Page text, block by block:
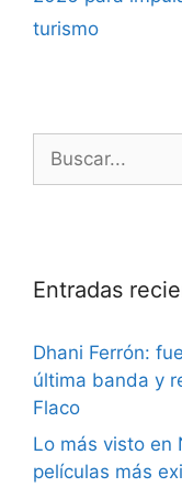
turismo
Entradas
Dhani Ferrón:
última banda y
Flaco
Lo más visto en
películas más